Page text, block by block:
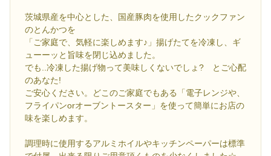
茨城県産を中心とした、国産豚肉を使用したクックファン
のとんかつを
「ご家庭で、気軽に楽しめます♪」揚げたてを冷凍し、ギ
ューーッと旨味を閉じ込めました。
でも..冷凍した揚げ物って美味しくないでしょ? とご心配
のあなた!
ご安心ください。どこのご家庭でもある「電子レンジや、
フライパンorオーブントースター」を使って簡単にお店の
味を楽しめます。
調理時に使用するアルミホイルやキッチンペーパーは標準